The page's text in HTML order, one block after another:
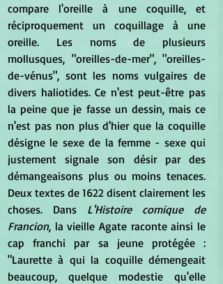
compare l'oreille à une coquille, et
réciproquement un coquillage à une
oreille. Les noms de plusieurs
mollusques, "oreilles-de-mer", "oreilles-
de-vénus", sont les noms vulgaires de
divers haliotides. Ce n'est peut-être pas
la peine que je fasse un dessin, mais ce
n'est pas non plus d'hier que la coquille
désigne le sexe de la femme - sexe qui
justement signale son désir par des
démangeaisons plus ou moins tenaces.
Deux textes de 1622 disent clairement les
choses. Dans L'Histoire comique de
Francion, la vieille Agate raconte ainsi le
cap franchi par sa jeune protégée :
"Laurette à qui la coquille démengeait
beaucoup, quelque modestie qu'elle